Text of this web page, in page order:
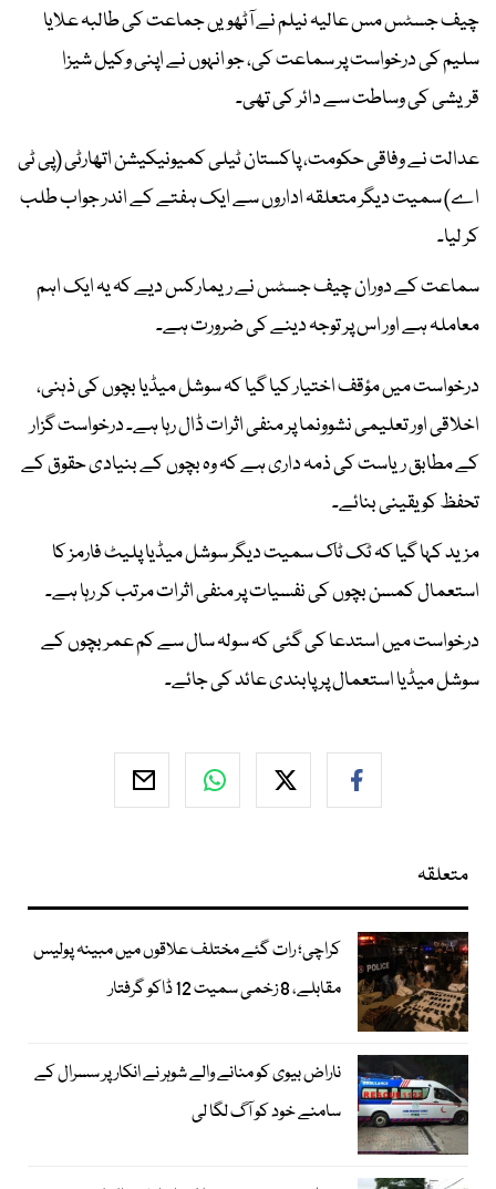
چیف جسٹس مس عالیہ نیلم نے آٹھویں جماعت کی طالبہ علایا
سلیم کی درخواست پر سماعت کی، جو انہوں نے اپنی وکیل شیزا
قریشی کی وساطت سے دائر کی تھی۔
عدالت نے وفاقی حکومت، پاکستان ٹیلی کمیونیکیشن اتھارٹی (پی ٹی
اے) سمیت دیگر متعلقہ اداروں سے ایک ہفتے کے اندر جواب طلب
کر لیا۔
سماعت کے دوران چیف جسٹس نے ریمارکس دیے کہ یہ ایک اہم
معاملہ ہے اور اس پر توجہ دینے کی ضرورت ہے۔
درخواست میں مؤقف اختیار کیا گیا کہ سوشل میڈیا بچوں کی ذہنی،
اخلاقی اور تعلیمی نشوونما پر منفی اثرات ڈال رہا ہے۔ درخواست گزار
کے مطابق ریاست کی ذمہ داری ہے کہ وہ بچوں کے بنیادی حقوق کے
تحفظ کو یقینی بنائے۔
مزید کہا گیا کہ ٹک ٹاک سمیت دیگر سوشل میڈیا پلیٹ فارمز کا
استعمال کمسن بچوں کی نفسیات پر منفی اثرات مرتب کر رہا ہے۔
درخواست میں استدعا کی گئی کہ سولہ سال سے کم عمر بچوں کے
سوشل میڈیا استعمال پر پابندی عائد کی جائے۔
متعلقہ
کراچی؛ رات گئے مختلف علاقوں میں مبینہ پولیس
مقابلے، 8 زخمی سمیت 12 ڈاکو گرفتار
ناراض بیوی کو منانے والے شوہر نے انکار پر سسرال کے
سامنے خود کو آگ لگا لی